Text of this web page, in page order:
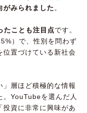
がみられました 。
たことも注目点です。
）で、性別を問わず
位置づけている新社会
」層ほど積極的な情報
。YouTubeを選んだ人
資に非常に興味があ